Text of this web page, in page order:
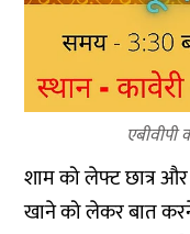
एबीवीपी
शाम को लेफ्ट छात्र और
खाने को लेकर बात